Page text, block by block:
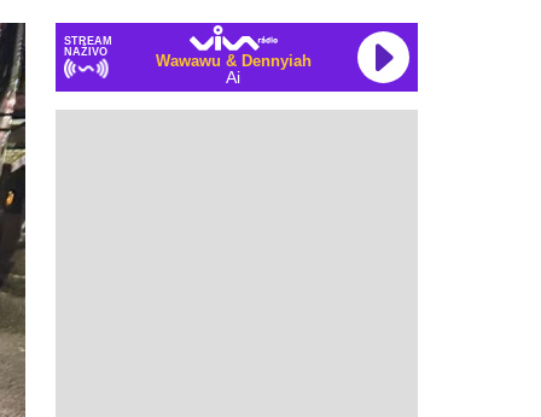
STREAM
NAŽIVO
Wawawu & Dennyiah
Ai